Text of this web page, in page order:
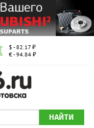
$ - 82.17 ₽
€ - 94.84 ₽
НАЙТИ